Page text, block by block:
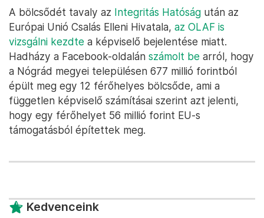
A bölcsődét tavaly az Integritás Hatóság után az
Európai Unió Csalás Elleni Hivatala, az OLAF is
vizsgálni kezdte a képviselő bejelentése miatt.
Hadházy a Facebook-oldalán számolt be arról, hogy
a Nógrád megyei településen 677 millió forintból
épült meg egy 12 férőhelyes bölcsőde, ami a
független képviselő számításai szerint azt jelenti,
hogy egy férőhelyet 56 millió forint EU-s
támogatásból építettek meg.
Kedvenceink